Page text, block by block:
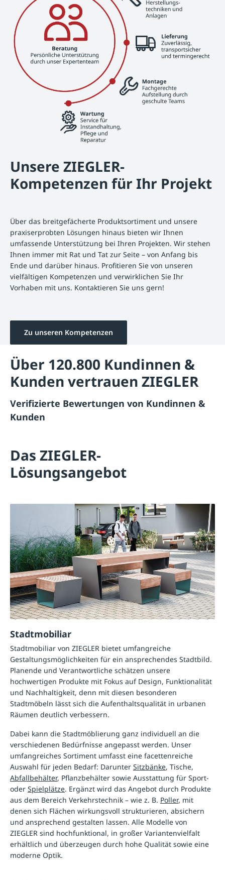
Unsere ZIEGLER-
Kompetenzen für Ihr Projekt
Über das breitgefächerte Produktsortiment und unsere
praxiserprobten Lösungen hinaus bieten wir Ihnen
umfassende Unterstützung bei Ihren Projekten. Wir stehen
Ihnen immer mit Rat und Tat zur Seite – von Anfang bis
Ende und darüber hinaus. Profitieren Sie von unseren
vielfältigen Kompetenzen und verwirklichen Sie Ihr
Vorhaben mit uns. Kontaktieren Sie uns gern!
Zu unseren Kompetenzen
Über 120.800 Kundinnen &
Kunden vertrauen ZIEGLER
Verifizierte Bewertungen von Kundinnen &
Kunden
Das ZIEGLER-
Lösungsangebot
Stadtmobiliar
Stadtmobiliar von ZIEGLER bietet umfangreiche
Gestaltungsmöglichkeiten für ein ansprechendes Stadtbild.
Planende und Verantwortliche schätzen unsere
hochwertigen Produkte mit Fokus auf Design, Funktionalität
und Nachhaltigkeit, denn mit diesen besonderen
Stadtmöbeln lässt sich die Aufenthaltsqualität in urbanen
Dabei kann die Stadtmöblierung ganz individuell an die
verschiedenen Bedürfnisse angepasst werden. Unser
umfangreiches Sortiment umfasst eine facettenreiche
Auswahl für jeden Bedarf: Darunter Sitzbänke, Tische,
Abfallbehälter, Pflanzbehälter sowie Ausstattung für Sport-
oder Spielplätze. Ergänzt wird das Angebot durch Produkte
aus dem Bereich Verkehrstechnik – wie z. B. Poller, mit
denen sich Flächen wirkungsvoll strukturieren, absichern
und ansprechend gestalten lassen. Alle Modelle von
ZIEGLER sind hochfunktional, in großer Variantenvielfalt
erhältlich und überzeugen durch hohe Qualität sowie eine
moderne Optik.